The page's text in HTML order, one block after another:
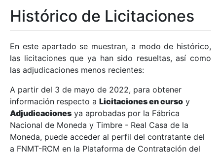
Mostrar/Ocultar
Mostrar/Ocultar
Mostrar/Ocultar
Histórico de Licitaciones
En este apartado se muestran, a modo de histórico,
las licitaciones que ya han sido resueltas, así como
las adjudicaciones menos recientes:
A partir del 3 de mayo de 2022, para obtener
información respecto a Licitaciones en curso y
Adjudicaciones ya aprobadas por la Fábrica
Nacional de Moneda y Timbre - Real Casa de la
Moneda, puede acceder al perfil del contratante del
a FNMT-RCM en la Plataforma de Contratación del